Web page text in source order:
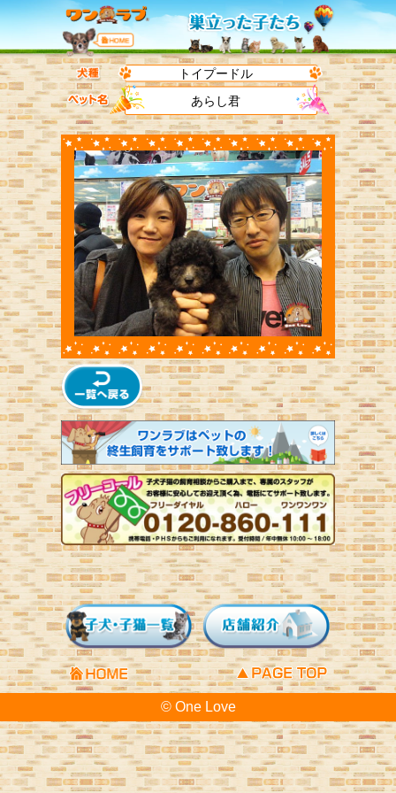
トイプードル
あらし君
© One Love